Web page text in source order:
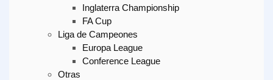
Inglaterra Championship
FA Cup
Liga de Campeones
Europa League
Conference League
Otras